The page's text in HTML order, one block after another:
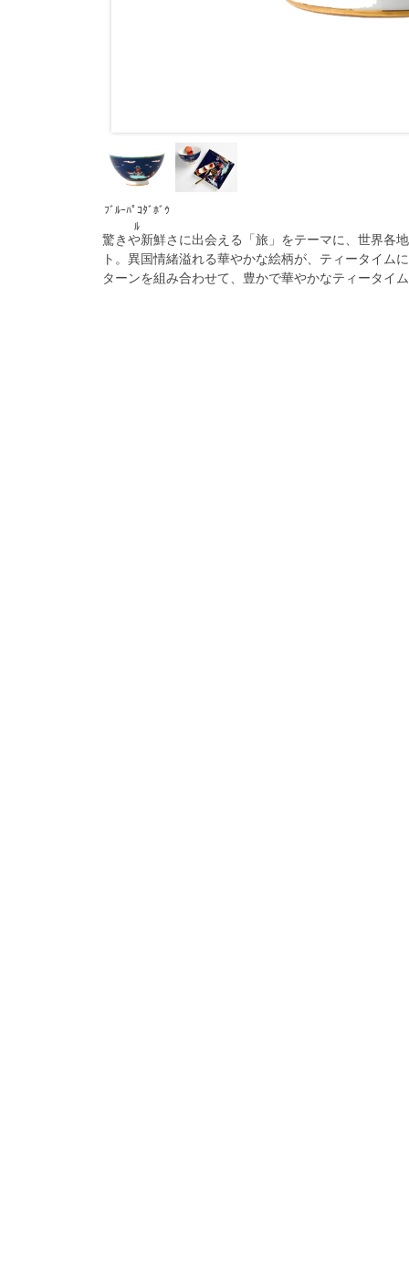
ﾌﾞﾙｰﾊﾟｺﾀﾞﾎﾞｳ
ﾙ
驚きや新鮮さに出会える「旅」をテーマに、世界各
ト。異国情緒溢れる華やかな絵柄が、ティータイム
ターンを組み合わせて、豊かで華やかなティータイ